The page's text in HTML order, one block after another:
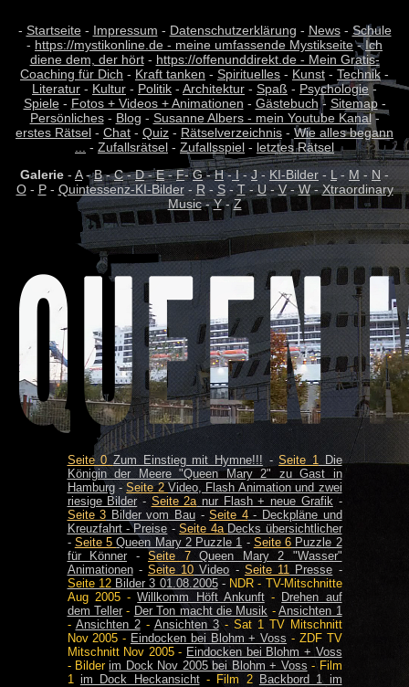
- Startseite- Impressum - Datenschutzerklärung - News- Schule
- https://mystikonline.de - meine umfassende Mystikseite-Ich
diene dem, der hört- https://offenunddirekt.de - Mein Gratis-
Coaching für Dich - Kraft tanken - Spirituelles - Kunst - Technik -
Literatur - Kultur - Politik - Architektur - Spaß - Psychologie -
Spiele- Fotos + Videos + Animationen - Gästebuch - Sitemap-
Persönliches- Blog - Susanne Albers - mein Youtube Kanal-
erstes Rätsel - Chat - Quiz - Rätselverzeichnis - Wie alles begann
- Zufallsrätsel - Zufallsspiel - letztes Rätsel
Galerie - A-B-C-D-E-F-G-H-I-J-KI-Bilder - L - M - N -
O- P- Quintessenz-KI-Bilder- R - S-T-U-V-W- Xtraordinary
Music-Y-Z
Seite 0Zum Einstieg mit Hymne!!! -Seite 1Die
Königin der Meere "Queen Mary 2" zu Gast in
Hamburg-Seite 2Video, Flash Animation und zwei
riesige Bilder- Seite 2anur Flash + neue Grafik-
Seite 3 Bilder vom Bau-Seite 4- Deckpläne und
Kreuzfahrt - Preise -Seite 4a Decks übersichtlicher
- Seite 5Queen Mary 2 Puzzle 1 - Seite 6 Puzzle 2
für Könner - Seite 7Queen Mary 2 "Wasser"
Animationen- Seite 10 Video - Seite 11 Presse -
Seite 12Bilder 3 01.08.2005- NDR - TV-Mitschnitte
Aug 2005 -Willkomm Höft Ankunft- Drehen auf
dem Teller- Der Ton macht die Musik -Ansichten 1
- Ansichten 2- Ansichten 3- Sat 1 TV Mitschnitt
Nov 2005 - Eindocken bei Blohm + Voss - ZDF TV
Mitschnitt Nov 2005 - Eindocken bei Blohm + Voss
- Bilderim Dock Nov 2005 bei Blohm + Voss - Film
1 im Dock Heckansicht- Film 2 Backbord 1 im